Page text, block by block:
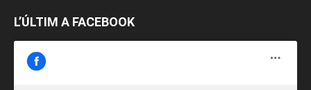
L’ÚLTIM A FACEBOOK